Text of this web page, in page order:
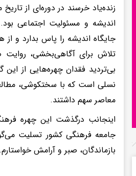
زنده‌یاد خرسند در دوره‌ای از
اندیشه و مسئولیت اجتماعی
جایگاه اندیشه را پاس بدارد و
تلاش برای آگاهی‌بخشی،
بی‌تردید فقدان چهره‌هایی از این
نسلی است که با سختکوشی،
معاصر سهم داشتند.
اینجانب درگذشت این چهره
جامعه فرهنگی کشور تسلیت
بازماندگان، صبر و آرامش